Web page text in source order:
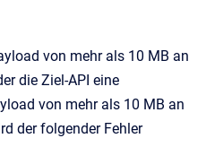
von mehr als 10 MB an
die Ziel-API eine
von mehr als 10 MB an
der folgender Fehler